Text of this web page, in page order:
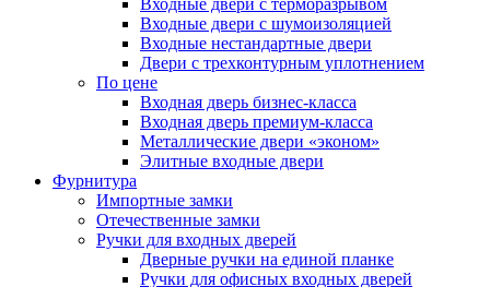
Входные двери с терморазрывом
Входные двери с шумоизоляцией
Входные нестандартные двери
Двери с трехконтурным уплотнением
По цене
Входная дверь бизнес-класса
Входная дверь премиум-класса
Металлические двери «эконом»
Элитные входные двери
Фурнитура
Импортные замки
Отечественные замки
Ручки для входных дверей
Дверные ручки на единой планке
Ручки для офисных входных дверей